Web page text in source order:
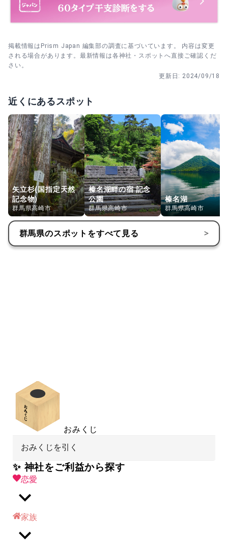
参拝を終える→参道を戻る→門前で蕎麦やおでん、の順に
掲載情報はPrism Japan 編集部の調査に基づいています。 内容は変更
される場合があります。最新情報は各神社・スポットへ直接ご確認くだ
さい。
更新日: 2024/09/18
近くにあるスポット
矢立杉(国指定天然
記念物)
群馬県高崎市
榛名湖畔の宿 記念
公園
群馬県高崎市
榛名湖
群馬県高崎市
群馬県のスポットをすべて見る >
おみくじ
おみくじを引く
✨ 神社をご利益から探す
恋愛
家族